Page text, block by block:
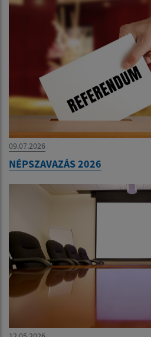
09.07.2026
NÉPSZAVAZÁS 2026